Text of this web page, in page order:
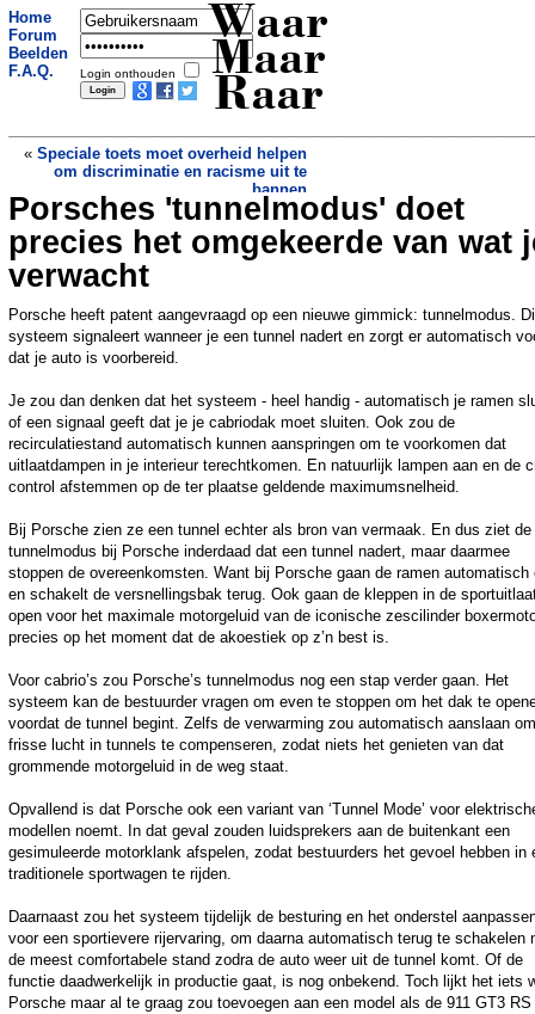
Home
Forum
Beelden
F.A.Q.
Login onthouden
Waar
Maar
Raar
« Speciale toets moet overheid helpen
om discriminatie en racisme uit te
bannen
Action-klanten verwarren speelgoedklei
met halloweensnoep: Moet kokhalzen
Porsches 'tunnelmodus' doet
precies het omgekeerde van wat
verwacht
Porsche heeft patent aangevraagd op een nieuwe gimmick: tunnelmodus.
systeem signaleert wanneer je een tunnel nadert en zorgt er automatisch
dat je auto is voorbereid.
Je zou dan denken dat het systeem - heel handig - automatisch je ramen
of een signaal geeft dat je je cabriodak moet sluiten. Ook zou de
recirculatiestand automatisch kunnen aanspringen om te voorkomen dat
uitlaatdampen in je interieur terechtkomen. En natuurlijk lampen aan en de
control afstemmen op de ter plaatse geldende maximumsnelheid.
Bij Porsche zien ze een tunnel echter als bron van vermaak. En dus ziet de
tunnelmodus bij Porsche inderdaad dat een tunnel nadert, maar daarmee
stoppen de overeenkomsten. Want bij Porsche gaan de ramen automatisch
en schakelt de versnellingsbak terug. Ook gaan de kleppen in de
open voor het maximale motorgeluid van de iconische zescilinder
precies op het moment dat de akoestiek op z’n best is.
Voor cabrio’s zou Porsche’s tunnelmodus nog een stap verder gaan. Het
systeem kan de bestuurder vragen om even te stoppen om het dak te
voordat de tunnel begint. Zelfs de verwarming zou automatisch aanslaan
frisse lucht in tunnels te compenseren, zodat niets het genieten van dat
grommende motorgeluid in de weg staat.
Opvallend is dat Porsche ook een variant van ‘Tunnel Mode’ voor
modellen noemt. In dat geval zouden luidsprekers aan de buitenkant een
gesimuleerde motorklank afspelen, zodat bestuurders het gevoel hebben in
traditionele sportwagen te rijden.
Daarnaast zou het systeem tijdelijk de besturing en het onderstel
voor een sportievere rijervaring, om daarna automatisch terug te schakelen
de meest comfortabele stand zodra de auto weer uit de tunnel komt. Of de
functie daadwerkelijk in productie gaat, is nog onbekend. Toch lijkt het iets
Porsche maar al te graag zou toevoegen aan een model als de 911 GT3 RS